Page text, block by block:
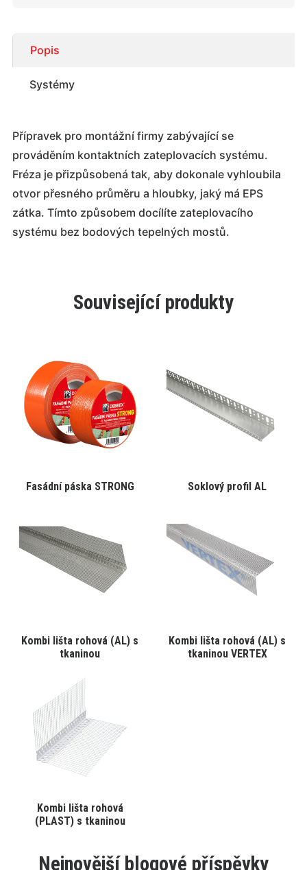
Popis
Systémy
Přípravek pro montážní firmy zabývající se
prováděním kontaktních zateplovacích systému.
Fréza je přizpůsobená tak, aby dokonale vyhloubila
otvor přesného průměru a hloubky, jaký má EPS
zátka. Tímto způsobem docílíte zateplovacího
systému bez bodových tepelných mostů.
Související produkty
VYBRAT VARIANTU
Tento
produkt
variant.
Varianty
Fasádní páska STRONG VYBRAT VARIANTU
Tento
produkt
více
variant.
Varianty
Soklový profil AL
VYBRAT VARIANTU
Tento
produkt
Varianty
vybrat
stránce
produktu
Kombi lišta rohová (AL) s
tkaninou
VYBRAT VARIANTU
Tento
produkt
Kombi lišta rohová (AL) s
tkaninou VERTEX
VYBRAT VARIANTU
Tento
produkt
variant.
Kombi lišta rohová
(PLAST) s tkaninou
Nejnovější blogové příspěvky